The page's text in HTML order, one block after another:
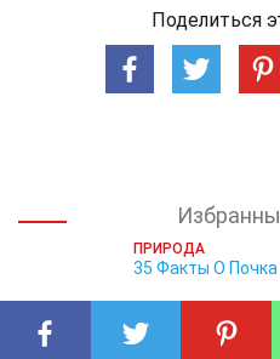
Поделиться
ПРИРОДА
35 Факты О Почка